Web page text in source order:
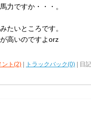
力ですか・・・。
たいところです。
高いのですよorz
ント(2) トラックバック(0) | 日記